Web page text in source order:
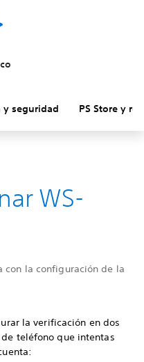
y seguridad PS Store y
WS-
con la configuración de la
la verificación en dos
teléfono que intentas